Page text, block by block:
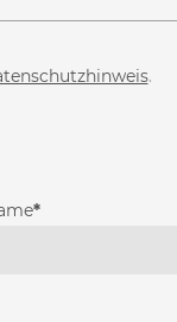
.
*